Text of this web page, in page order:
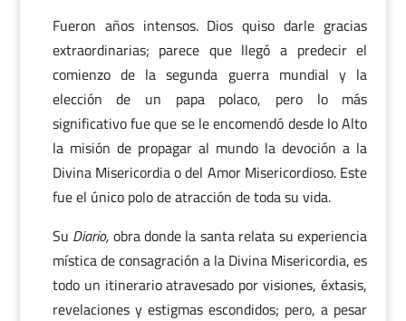
Fueron años intensos. Dios quiso darle gracias
extraordinarias; parece que llegó a predecir el
comienzo de la segunda guerra mundial y la
elección de un papa polaco, pero lo más
significativo fue que se le encomendó desde lo Alto
la misión de propagar al mundo la devoción a la
Divina Misericordia o del Amor Misericordioso. Este
fue el único polo de atracción de toda su vida.
Su Diario, obra donde la santa relata su experiencia
mística de consagración a la Divina Misericordia, es
todo un itinerario atravesado por visiones, éxtasis,
revelaciones y estigmas escondidos; pero, a pesar